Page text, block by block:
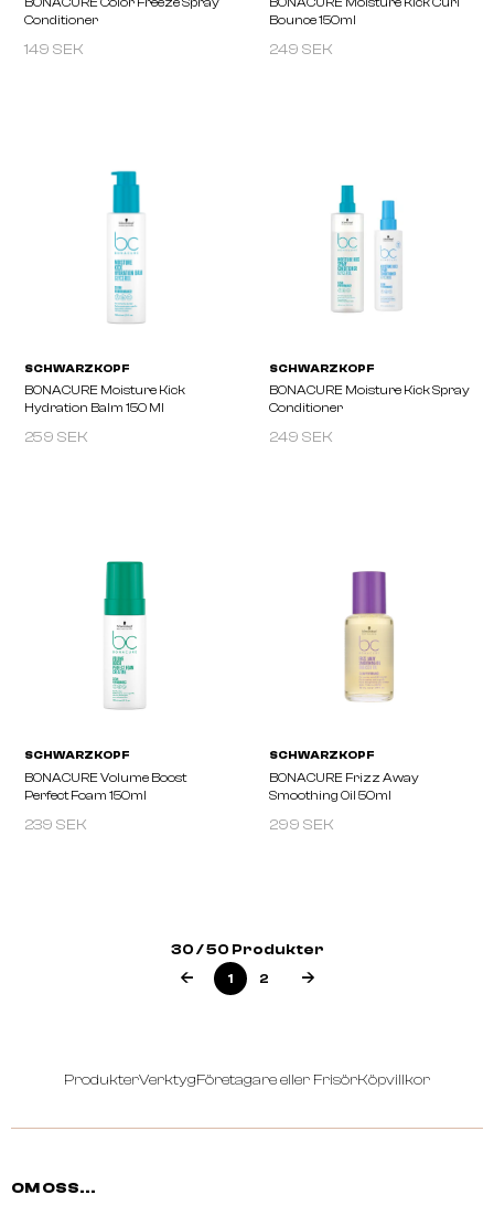
K.THERAPY Bioargan
TEKNIA Metal Remover
LAKMÉ SCHWARZKOPF
149 SEK
Bounce 150ml
249 SEK
259 SEK 249 SEK
239 SEK 299 SEK
30 / 50 Produkter
1 2
ProdukterVerktygFöretagare eller FrisörKöpvillkor
OM OSS...